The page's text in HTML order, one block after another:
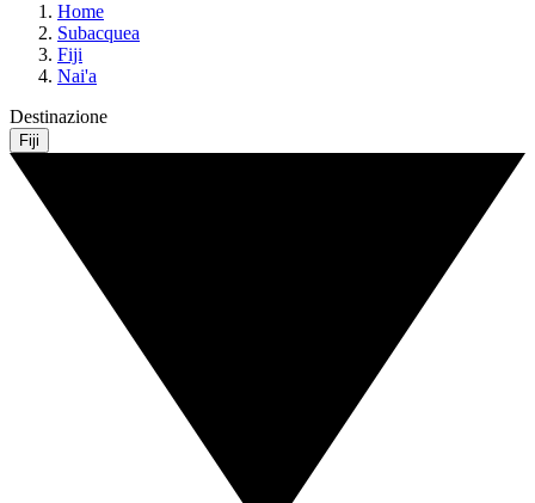
Home
Subacquea
Fiji
Nai'a
Destinazione
Fiji